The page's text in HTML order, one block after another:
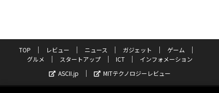
TOP レビュー ニュース ガジェット
ゲーム
グルメ
スタートアップ ICT
インフォメーション
ASCII.jp
MITテクノロジーレビュー